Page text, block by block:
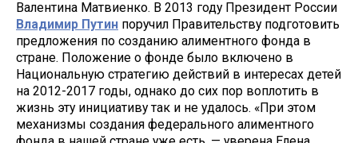
Валентина Матвиенко. В 2013 году Президент России
Владимир Путин поручил Правительству подготовить
предложения по созданию алиментного фонда в
стране. Положение о фонде было включено в
Национальную стратегию действий в интересах детей
на 2012-2017 годы, однако до сих пор воплотить в
жизнь эту инициативу так и не удалось. «При этом
механизмы создания федерального алиментного